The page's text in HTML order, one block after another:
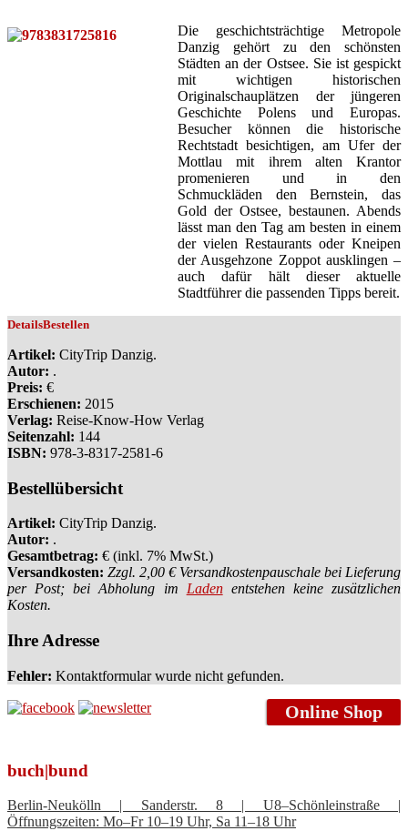
Die geschichtsträchtige Metropole
Danzig gehört zu den schönsten
Städten an der Ostsee. Sie ist gespickt
mit wichtigen historischen
Originalschauplätzen der jüngeren
Geschichte Polens und Europas.
Besucher können die historische
Rechtstadt besichtigen, am Ufer der
Mottlau mit ihrem alten Krantor
promenieren und in den
Schmuckläden den Bernstein, das
Gold der Ostsee, bestaunen. Abends
lässt man den Tag am besten in einem
der vielen Restaurants oder Kneipen
der Ausgehzone Zoppot ausklingen –
auch dafür hält dieser aktuelle
Stadtführer die passenden Tipps bereit.
DetailsBestellen
Artikel: CityTrip Danzig.
Autor: .
Preis: €
Erschienen: 2015
Verlag: Reise-Know-How Verlag
Seitenzahl: 144
ISBN: 978-3-8317-2581-6
Bestellübersicht
Artikel: CityTrip Danzig.
Autor: .
Gesamtbetrag: € (inkl. 7% MwSt.)
Versandkosten: Zzgl. 2,00 € Versandkostenpauschale bei Lieferung
per Post; bei Abholung im Ladenentstehen keine zusätzlichen
Kosten.
Ihre Adresse
Fehler: Kontaktformular wurde nicht gefunden.
Online Shop
buch|bund
Berlin-Neukölln | Sanderstr. 8 | U8–Schönleinstraße |
Öffnungszeiten: Mo–Fr 10–19 Uhr, Sa 11–18 Uhr